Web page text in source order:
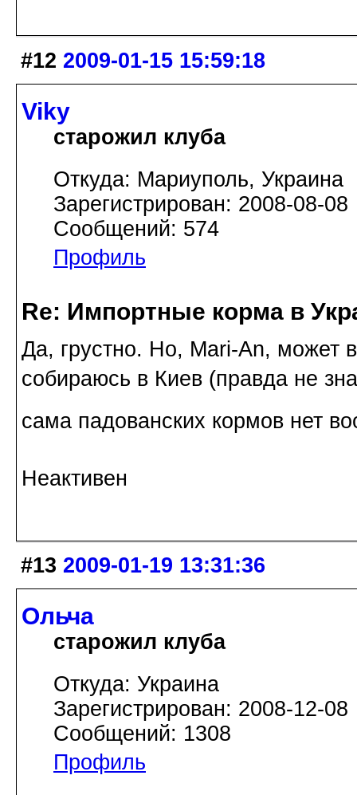
#12 2009-01-15 15:59:18
Viky
старожил клуба
Откуда: Мариуполь, Украина
Зарегистрирован: 2008-08-08
Сообщений: 574
Профиль
Re: Импортные корма в
Да, грустно. Но, Mari-An, может
собираюсь в Киев (правда не
сама падованских кормов нет
Неактивен
#13 2009-01-19 13:31:36
Ольча
старожил клуба
Откуда: Украина
Зарегистрирован: 2008-12-08
Сообщений: 1308
Профиль